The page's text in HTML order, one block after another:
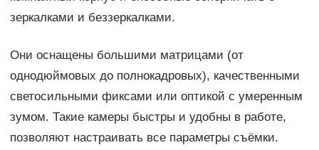
зеркалками и беззеркалками.
Они оснащены большими матрицами (от
однодюймовых до полнокадровых), качественными
светосильными фиксами или оптикой с умеренным
зумом. Такие камеры быстры и удобны в работе,
позволяют настраивать все параметры съёмки.